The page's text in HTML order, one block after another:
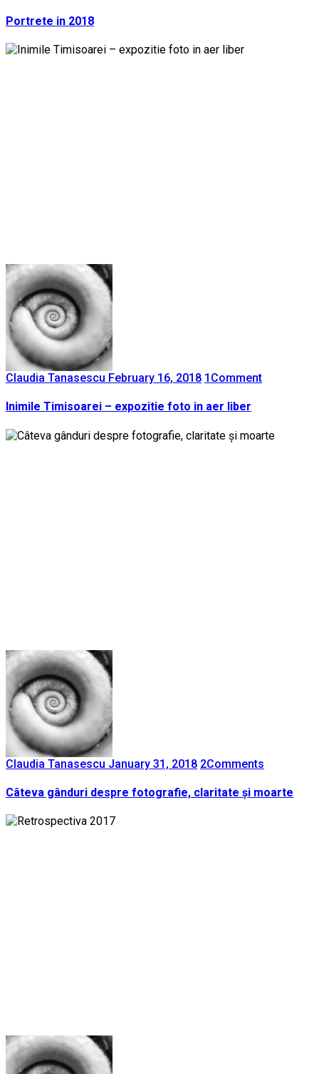
Portrete in 2018
Claudia Tanasescu February 16, 2018 1 Comment
Inimile Timisoarei – expozitie foto in aer liber
Claudia Tanasescu January 31, 2018 2Comments
Câteva gânduri despre fotografie, claritate și moarte